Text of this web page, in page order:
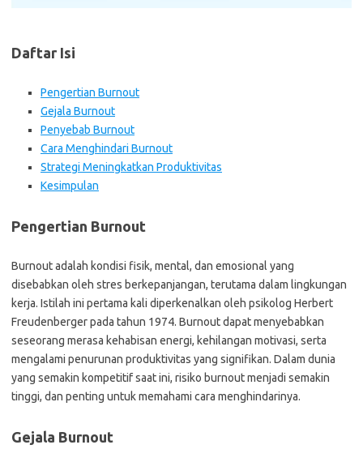
Daftar Isi
Pengertian Burnout
Gejala Burnout
Penyebab Burnout
Cara Menghindari Burnout
Strategi Meningkatkan Produktivitas
Kesimpulan
Pengertian Burnout
Burnout adalah kondisi fisik, mental, dan emosional yang
disebabkan oleh stres berkepanjangan, terutama dalam lingkungan
kerja. Istilah ini pertama kali diperkenalkan oleh psikolog Herbert
Freudenberger pada tahun 1974. Burnout dapat menyebabkan
seseorang merasa kehabisan energi, kehilangan motivasi, serta
mengalami penurunan produktivitas yang signifikan. Dalam dunia
yang semakin kompetitif saat ini, risiko burnout menjadi semakin
tinggi, dan penting untuk memahami cara menghindarinya.
Gejala Burnout